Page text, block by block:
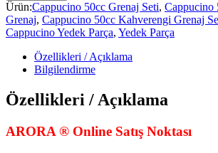
Ürün:Cappucino 50cc Grenaj Seti, Cappucino
Grenaj, Cappucino 50cc Kahverengi Grenaj
Cappucino Yedek Parça, Yedek Parça
Özellikleri / Açıklama
Bilgilendirme
Özellikleri / Açıklama
ARORA ® Online Satış Noktası